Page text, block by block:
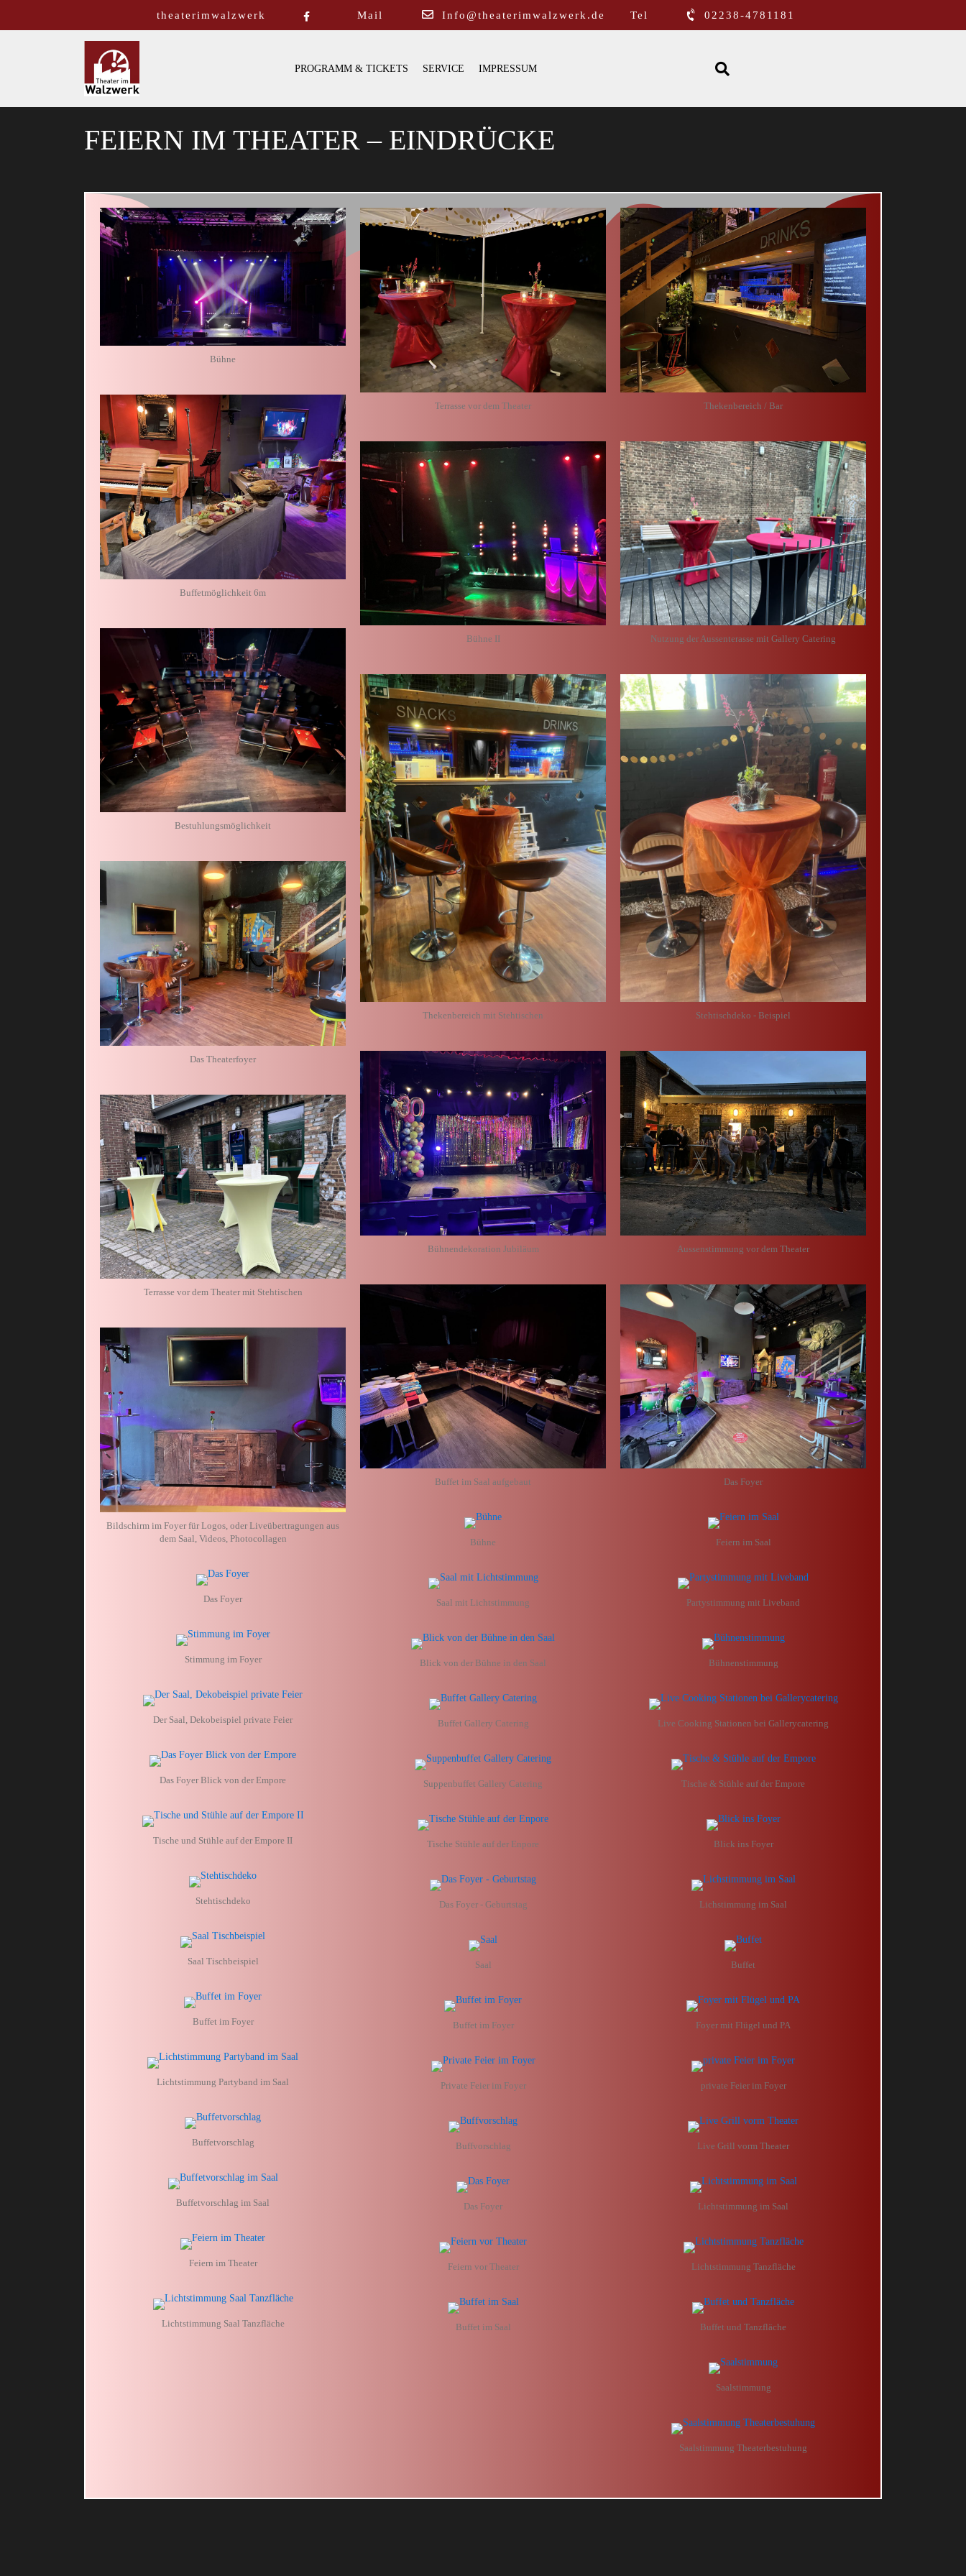
theaterimwalzwerk Mail Info@theaterimwalzwerk.de Tel 02238-4781181
PROGRAMM & TICKETS SERVICE IMPRESSUM
FEIERN IM THEATER – EINDRÜCKE
Bühne
Buffetmöglichkeit 6m
Bestuhlungsmöglichkeit
Das Theaterfoyer
Terrasse vor dem Theater mit Stehtischen
Bildschirm im Foyer für Logos, oder Liveübertragungen aus
dem Saal, Videos, Photocollagen
Das Foyer
Stimmung im Foyer
Der Saal, Dekobeispiel private Feier
Das Foyer Blick von der Empore
Tische und Stühle auf der Empore II
Stehtischdeko
Saal Tischbeispiel
Buffet im Foyer
Lichtstimmung Partyband im Saal
Buffetvorschlag
Buffetvorschlag im Saal
Feiern im Theater
Lichtstimmung Saal Tanzfläche
Terrasse vor dem Theater
Bühne II
Thekenbereich mit Stehtischen
Bühnendekoration Jubiläum
Buffet im Saal aufgebaut
Bühne
Saal mit Lichtstimmung
Blick von der Bühne in den Saal
Buffet Gallery Catering
Suppenbuffet Gallery Catering
Tische Stühle auf der Enpore
Das Foyer - Geburtstag
Saal
Buffet im Foyer
Private Feier im Foyer
Buffvorschlag
Das Foyer
Feiern vor Theater
Buffet im Saal
Thekenbereich / Bar
Nutzung der Aussenterasse mit Gallery Catering
Stehtischdeko - Beispiel
Aussenstimmung vor dem Theater
Das Foyer
Feiern im Saal
Partystimmung mit Liveband
Bühnenstimmung
Live Cooking Stationen bei Gallerycatering
Tische & Stühle auf der Empore
Blick ins Foyer
Lichstimmung im Saal
Buffet
Foyer mit Flügel und PA
private Feier im Foyer
Live Grill vorm Theater
Lichtstimmung im Saal
Lichtstimmung Tanzfläche
Buffet und Tanzfläche
Saalstimmung
Saalstimmung Theaterbestuhung